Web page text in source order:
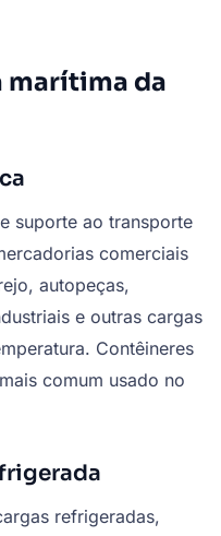
marítima da
suporte ao transporte
comerciais
autopeças,
e outras cargas
Contêineres
comum usado no
refrigeradas,